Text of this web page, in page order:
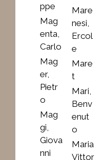
ppe
Mag
enta,
Carlo
Mag
er,
Pietr
o
Mag
gi,
Giova
nni
Mare
nesi,
Ercol
e
Mare
t
Mari,
Benv
enut
o
Maria
Vittor